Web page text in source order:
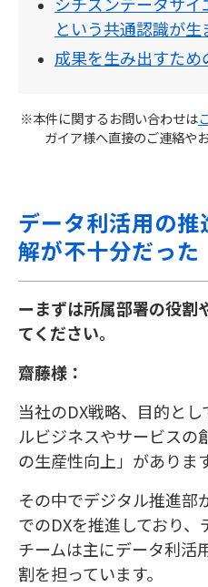
という共通認識が生
成果を生み出すた
※本件に関するお問い合わせは
ガイア様へ直接のご連絡や
データ利活用の
解が不十分だった
ーまずは所属部署の役割
てください。
齋藤様：
当社のDX戦略、目的と
ルビジネスやサービスの
の生産性向上」があります
その中でデジタル推進部
でのDXを推進しており
チームは主にデータ利活
割を担っています。